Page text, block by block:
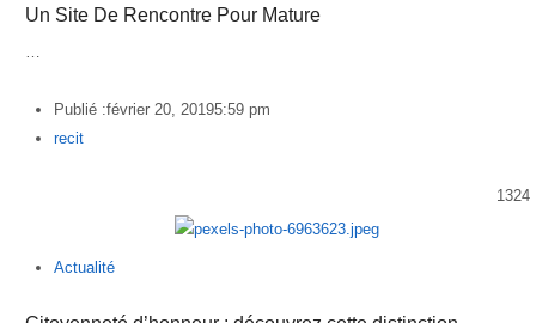
Un Site De Rencontre Pour Mature
…
Publié :février 20, 20195:59 pm
Author
recit
1324
Actualité